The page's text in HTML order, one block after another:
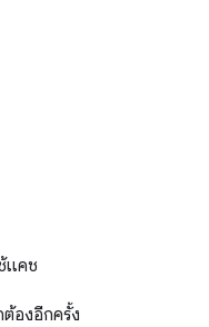
แคช
องอีกครั้ง